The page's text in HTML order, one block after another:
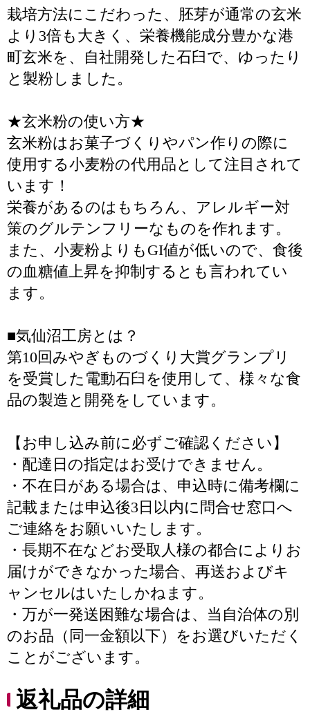
栽培方法にこだわった、胚芽が通常の玄米
より3倍も大きく、栄養機能成分豊かな港
町玄米を、自社開発した石臼で、ゆったり
と製粉しました。
★玄米粉の使い方★
玄米粉はお菓子づくりやパン作りの際に
使用する小麦粉の代用品として注目されて
います！
栄養があるのはもちろん、アレルギー対
策のグルテンフリーなものを作れます。
また、小麦粉よりもGI値が低いので、食後
の血糖値上昇を抑制するとも言われてい
ます。
■気仙沼工房とは？
第10回みやぎものづくり大賞グランプリ
を受賞した電動石臼を使用して、様々な食
品の製造と開発をしています。
【お申し込み前に必ずご確認ください】
・配達日の指定はお受けできません。
・不在日がある場合は、申込時に備考欄に
記載または申込後3日以内に問合せ窓口へ
ご連絡をお願いいたします。
・長期不在などお受取人様の都合によりお
届けができなかった場合、再送およびキ
ャンセルはいたしかねます。
・万が一発送困難な場合は、当自治体の別
のお品（同一金額以下）をお選びいただく
ことがございます。
返礼品の詳細